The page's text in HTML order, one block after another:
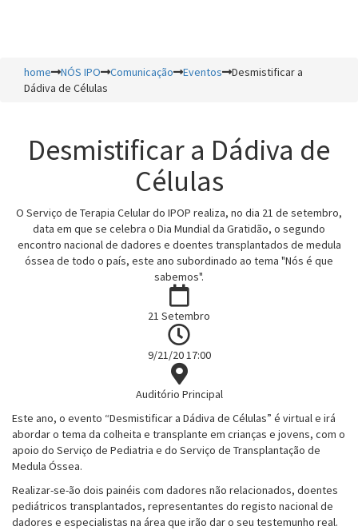
home NÓS IPO Comunicação Eventos
Desmistificar a
Dádiva de Células
Desmistificar a Dádiva de
Células
O Serviço de Terapia Celular do IPOP realiza, no dia 21 de setembro,
data em que se celebra o Dia Mundial da Gratidão, o segundo
encontro nacional de dadores e doentes transplantados de medula
óssea de todo o país, este ano subordinado ao tema "Nós é que
sabemos".
21 Setembro
9/21/20 17:00
Auditório Principal
Este ano, o evento “Desmistificar a Dádiva de Células” é virtual e irá
abordar o tema da colheita e transplante em crianças e jovens, com o
apoio do Serviço de Pediatria e do Serviço de Transplantação de
Medula Óssea.
Realizar-se-ão dois painéis com dadores não relacionados, doentes
pediátricos transplantados, representantes do registo nacional de
dadores e especialistas na área que irão dar o seu testemunho real.